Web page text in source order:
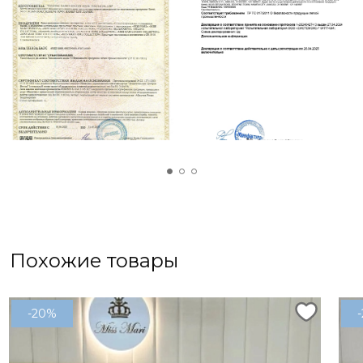
бархат»(100% полиэстер)
Упаковка: Брендовая оригинальная сумка
Похожие товары
-20%